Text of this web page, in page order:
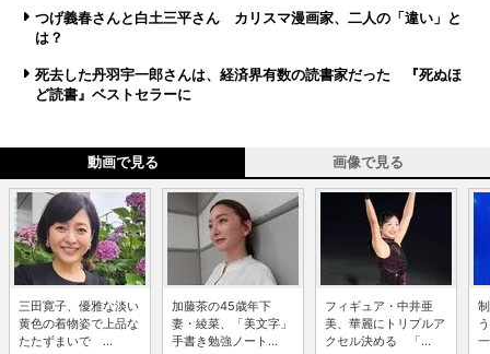
つげ義春さんと白土三平さん カリスマ漫画家、二人の「違い」と
は？
死去した丹羽宇一郎さんは、経済界有数の読書家だった 『死ぬほ
ど読書』ベストセラーに
動画で見る 画像で見る
三田寛子、優雅な淡い
黄色の着物姿で上品な
たたずまいで ...
加藤茶の45歳年下
妻・綾菜、「美文字」
手書き勉強ノート...
フィギュア・中井亜
美、華麗にトリプルア
クセル決める 「...